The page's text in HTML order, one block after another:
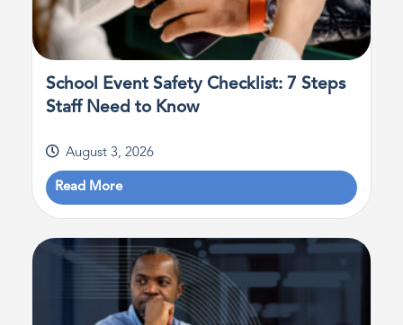
School Event Safety Checklist: 7 Steps
Staff Need to Know
August 3, 2026
Read More